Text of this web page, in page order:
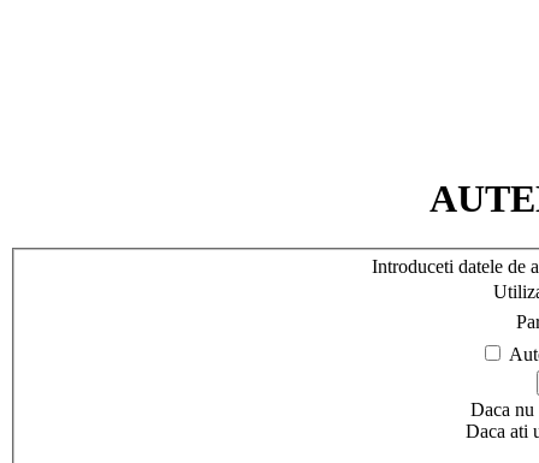
Introduceti datele de
Daca
Daca ati